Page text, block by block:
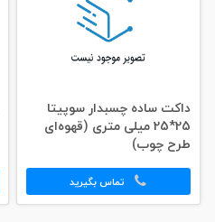
داکت ساده چسبدار سوپیتا
25*25 میلی‌ متری (قهوه‌ای
طرح چوب)
تماس بگیرید